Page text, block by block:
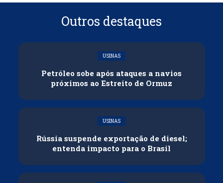
Outros destaques
USINAS
Petróleo sobe após ataques a navios
próximos ao Estreito de Ormuz
USINAS
Rússia suspende exportação de diesel;
entenda impacto para o Brasil